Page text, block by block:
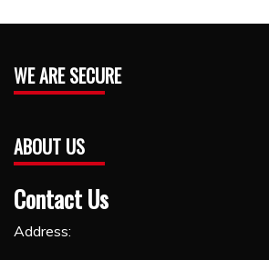
WE ARE SECURE
ABOUT US
Contact Us
Address: